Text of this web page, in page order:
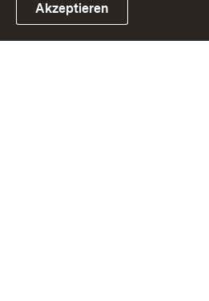
Link zum Landesportal
Akzeptieren